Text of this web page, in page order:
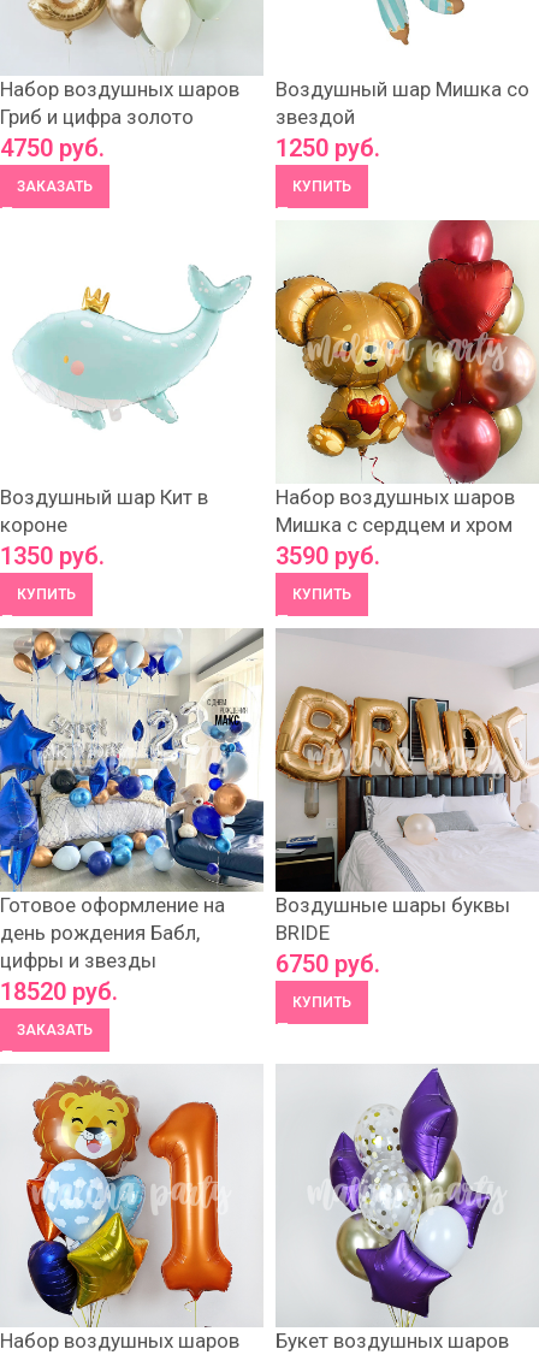
Набор воздушных шаров
Гриб и цифра золото
4750 руб.
ЗАКАЗАТЬ
Воздушный шар Мишка со
звездой
1250 руб.
КУПИТЬ
Воздушный шар Кит в
короне
1350 руб.
КУПИТЬ
Набор воздушных шаров
Мишка с сердцем и хром
3590 руб.
КУПИТЬ
Готовое оформление на
день рождения Бабл,
цифры и звезды
18520 руб.
ЗАКАЗАТЬ
Воздушные шары буквы
BRIDE
6750 руб.
КУПИТЬ
Набор воздушных шаров Букет воздушных шаров